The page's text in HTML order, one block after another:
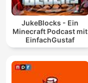
JukeBlocks - Ein
Minecraft Podcast mit
EinfachGustaf